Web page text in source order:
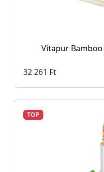
Vitapur
32 261 Ft
TOP